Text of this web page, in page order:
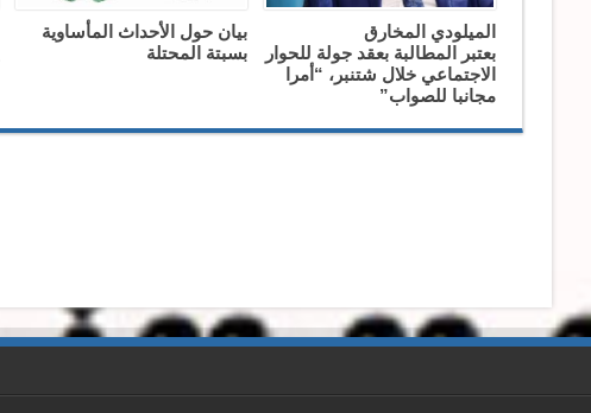
الميلودي المخارق
بعتبر المطالبة بعقد جولة للحوار
الاجتماعي خلال شتنبر، “أمرا
مجانبا للصواب”
بيان حول الأحداث المأساوية
بسبتة المحتلة